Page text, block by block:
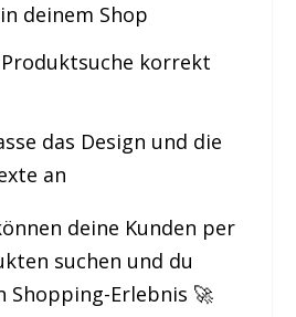
in deinem Shop
korrekt
das Design und die
an
deine Kunden per
suchen und du
Shopping-Erlebnis 🚀